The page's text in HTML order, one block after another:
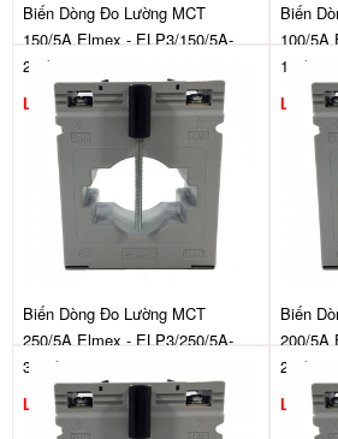
Biến Dòng Đo Lường MCT
150/5A Elmex - ELP3/150/5A-
2.5/1
Liên hệ
Biến
100/5A
1.5/1
Liên
Biến Dòng Đo Lường MCT
250/5A Elmex - ELP3/250/5A-
3.75/1
Liên hệ
Biến
200/5A
2.5/1
Liên